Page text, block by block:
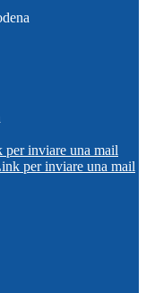
per inviare una mail
per inviare una mail